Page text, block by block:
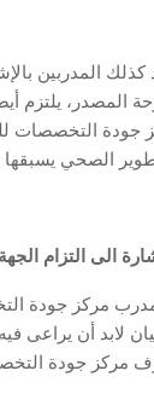
المصدر، يلتزم
جودة التخصصات
الصحي
مركز جودة
لابد أن يراعى